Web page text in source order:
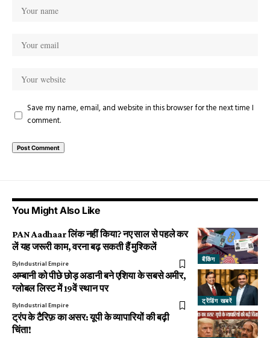
Save my name, email, and website in this browser for the next time I
comment.
You Might Also Like
बैंकिंग
PAN Aadhaar लिंक नहीं किया? नए साल से पहले कर
लें यह जरूरी काम, वरना बढ़ सकती हैं मुश्किलें
ByIndustrial Empire
ट्रेंडिंग खबरें
अम्बानी को पीछे छोड़ अडानी बने एशिया के सबसे अमीर,
ग्लोबल लिस्ट में 19वें स्थान पर
ByIndustrial Empire
ट्रंप के टैरिफ़ का असर: यूपी के व्यापारियों की बढ़ी
चिंता!